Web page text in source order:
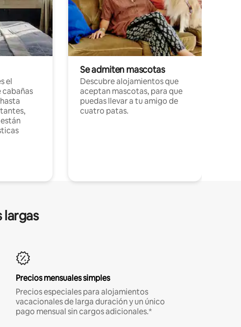
el
Se admiten mascotas
Descubre alojamientos que
aceptan mascotas, para que
puedas llevar a tu amigo de
cuatro patas.
largas
Precios mensuales simples
Precios especiales para alojamientos
vacacionales de larga duración y un único
pago mensual sin cargos adicionales.*